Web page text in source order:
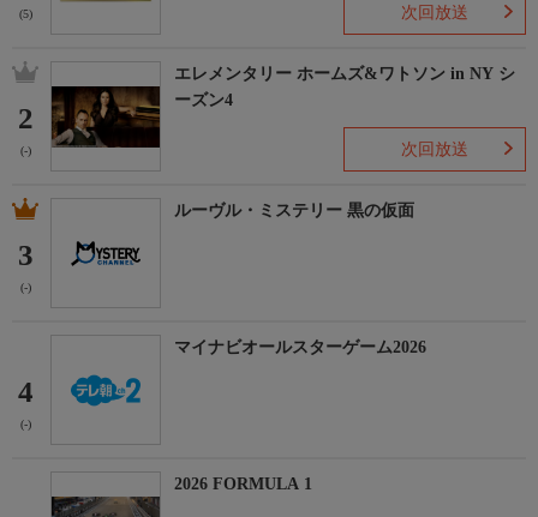
(5) 次回放送
2
(-)
エレメンタリー ホームズ&ワトソン in NY シ
ーズン4
次回放送
3
(-)
ルーヴル・ミステリー 黒の仮面
4
(-)
マイナビオールスターゲーム2026
2026 FORMULA 1